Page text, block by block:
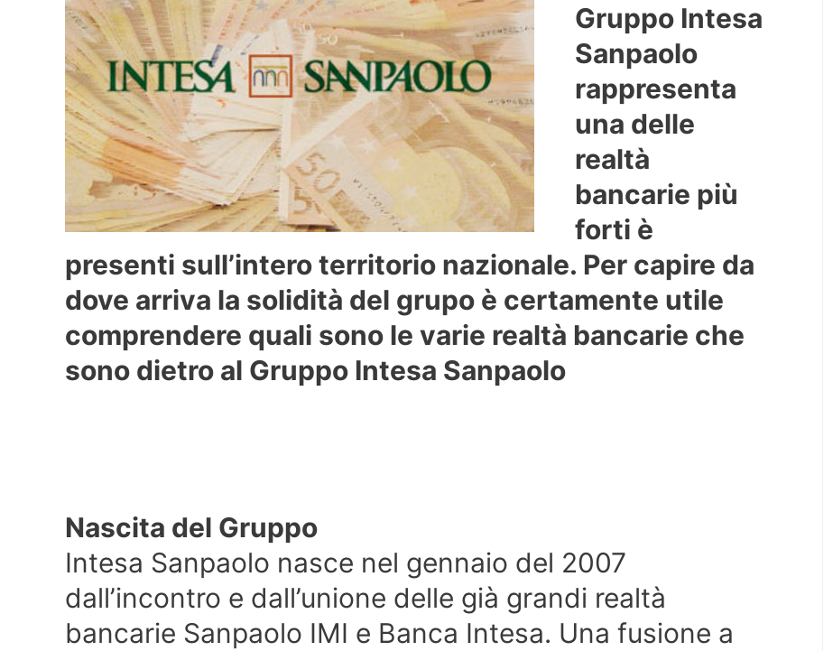
Gruppo Intesa
Sanpaolo
rappresenta
una delle
realtà
bancarie più
forti è
presenti sull’intero territorio nazionale. Per capire da
dove arriva la solidità del grupo è certamente utile
comprendere quali sono le varie realtà bancarie che
sono dietro al Gruppo Intesa Sanpaolo
Nascita del Gruppo
Intesa Sanpaolo nasce nel gennaio del 2007
dall’incontro e dall’unione delle già grandi realtà
bancarie Sanpaolo IMI e Banca Intesa. Una fusione a